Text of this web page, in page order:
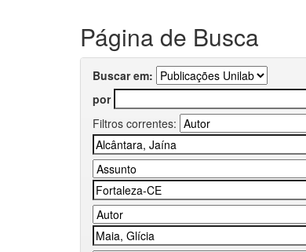
Página de Busca
Buscar em:
por
Filtros correntes: